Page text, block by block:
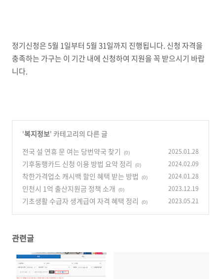
정기신청은 5월 1일부터 5월 31일까지 진행됩니다. 신청 자격을
충족하는 가구는 이 기간 내에 신청하여 지원을 꼭 받으시기 바랍
니다.
'복지정보' 카테고리의 다른 글
전국 설 연휴 문 여는 당번약국 찾기
(0) 2025.01.28
기후동행카드 신청 이용 방법 요약 정리 (0) 2024.02.09
착한가격업소 캐시백 할인 혜택 받는 방법 (0) 2024.01.28
인천시 1억 출산지원금 정책 소개 (0) 2023.12.19
기초생활 수급자 생계급여 자격 혜택 정리 (0) 2023.05.21
관련글